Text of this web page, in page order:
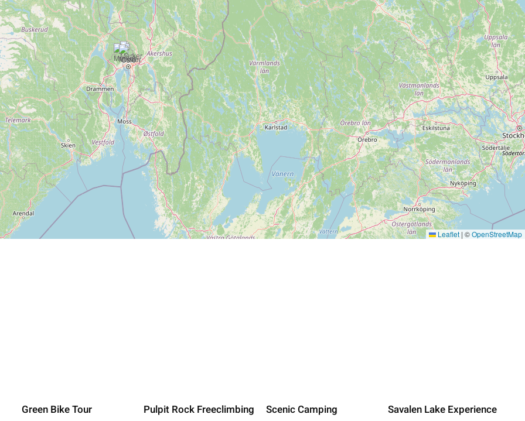
Leaflet | ©OpenStreetMap
Green Bike Tour Pulpit Rock Freeclimbing Scenic Camping Savalen Lake Experience